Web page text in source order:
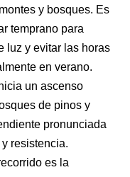
y bosques. Es
temprano para
luz y evitar las horas
en verano.
un ascenso
de pinos y
pronunciada
resistencia.
es la